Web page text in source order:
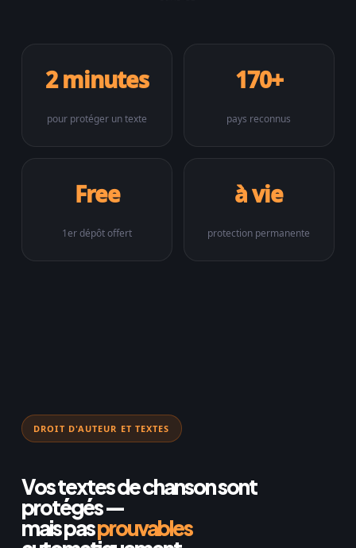
2 minutes
pour protéger un texte
170+
pays reconnus
Free
1er dépôt offert
à vie
protection permanente
DROIT D'AUTEUR ET TEXTES
Vos textes de chanson sont
protégés —
mais pasprouvables